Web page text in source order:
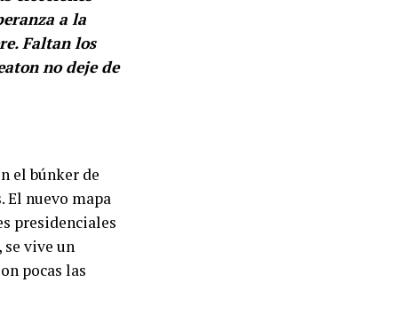
a la
Faltan los
no deje de
el búnker de
El nuevo mapa
presidenciales
se vive un
pocas las